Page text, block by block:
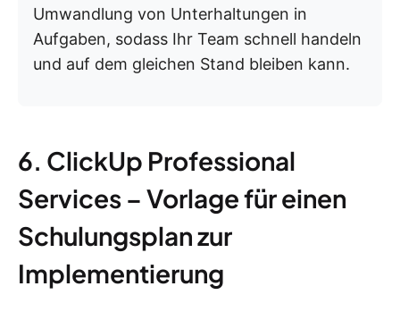
Umwandlung von Unterhaltungen in
Aufgaben, sodass Ihr Team schnell handeln
und auf dem gleichen Stand bleiben kann.
6. ClickUp Professional
Services – Vorlage für einen
Schulungsplan zur
Implementierung